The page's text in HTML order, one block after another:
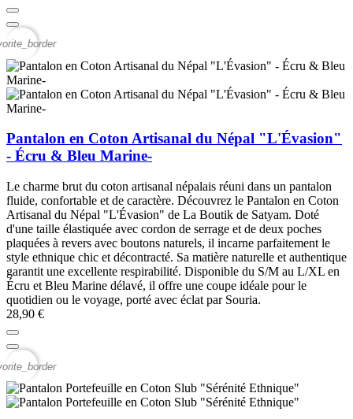
Pantalon en Coton Artisanal du Népal "L'Évasion"
- Écru & Bleu Marine-
Le charme brut du coton artisanal népalais réuni dans un pantalon
fluide, confortable et de caractère. Découvrez le Pantalon en Coton
Artisanal du Népal "L'Évasion" de La Boutik de Satyam. Doté
d'une taille élastiquée avec cordon de serrage et de deux poches
plaquées à revers avec boutons naturels, il incarne parfaitement le
style ethnique chic et décontracté. Sa matière naturelle et authentique
garantit une excellente respirabilité. Disponible du S/M au L/XL en
Écru et Bleu Marine délavé, il offre une coupe idéale pour le
quotidien ou le voyage, porté avec éclat par Souria.
28,90 €